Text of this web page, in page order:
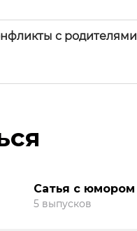
с родителями
Сатья с юмором
5 выпусков